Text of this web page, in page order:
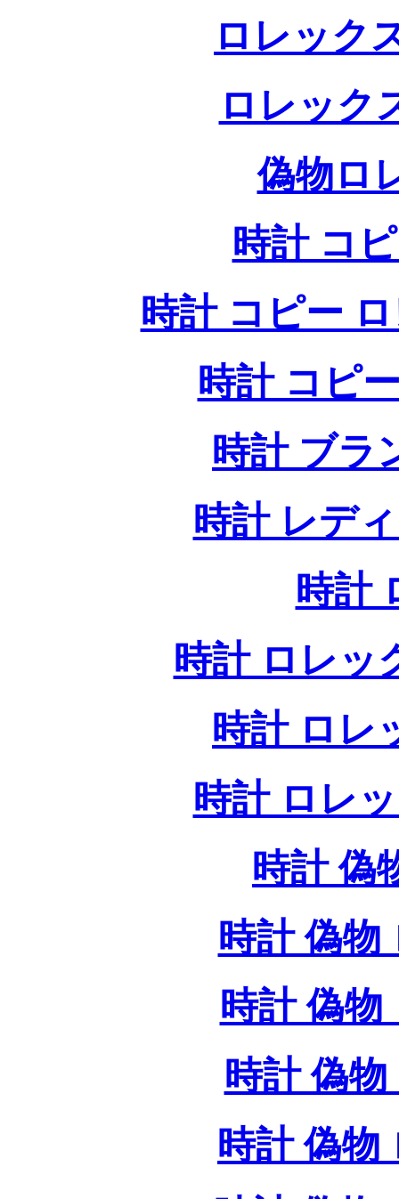
ロレック
ロレック
偽物ロ
時計 コ
時計 コピー
時計 コピ
時計 ブラ
時計 レデ
時計
時計 ロレッ
時計 ロレ
時計 ロレ
時計 偽
時計 偽物
時計 偽物
時計 偽
時計 偽物